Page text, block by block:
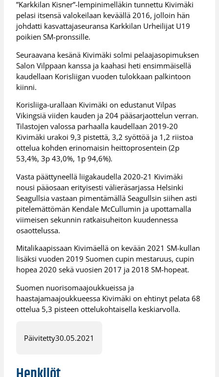
”Karkkilan Kisner”-lempinimelläkin tunnettu Kivimäki
pelasi itsensä valokeilaan keväällä 2016, jolloin hän
johdatti kasvattajaseuransa Karkkilan Urheilijat U19
poikien SM-pronssille.
Seuraavana kesänä Kivimäki solmi pelaajasopimuksen
Salon Vilppaan kanssa ja kaahasi heti ensimmäisellä
kaudellaan Korisliigan vuoden tulokkaan palkintoon
kiinni.
Korisliiga-urallaan Kivimäki on edustanut Vilpas
Vikingsiä viiden kauden ja 204 pääsarjaottelun verran.
Tilastojen valossa parhaalla kaudellaan 2019-20
Kivimäki urakoi 9,3 pistettä, 3,2 syöttöä ja 1,2 riistoa
ottelua kohden erinomaisin heittoprosentein (2p
53,4%, 3p 43,0%, 1p 94,6%).
Vasta päättyneellä liigakaudella 2020-21 Kivimäki
nousi pääosaan erityisesti välieräsarjassa Helsinki
Seagullsia vastaan pimentämällä Seagullsin siihen asti
pitelemättömän Kendale McCullumin ja upottamalla
viimeisen sekunnin ratkaisuheiton kuudennessa
osaottelussa.
Mitalikaapissaan Kivimäellä on kevään 2021 SM-kullan
lisäksi vuoden 2019 Suomen cupin mestaruus, cupin
hopea 2020 sekä vuosien 2017 ja 2018 SM-hopeat.
Suomen nuorisomaajoukkueissa ja
haastajamaajoukkueessa Kivimäki on ehtinyt pelata 68
ottelua 5,3 pisteen ottelukohtaisella keskiarvolla.
Päivitetty30.05.2021